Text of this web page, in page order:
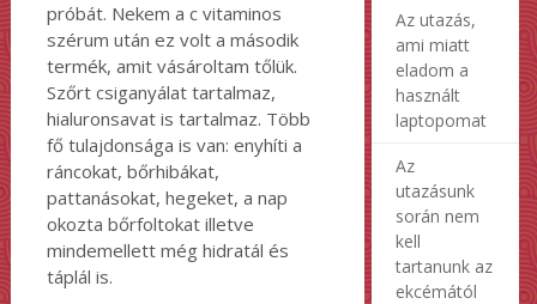
próbát. Nekem a c vitaminos
szérum után ez volt a második
termék, amit vásároltam tőlük.
Szőrt csiganyálat tartalmaz,
hialuronsavat is tartalmaz. Több
fő tulajdonsága is van: enyhíti a
ráncokat, bőrhibákat,
pattanásokat, hegeket, a nap
okozta bőrfoltokat illetve
mindemellett még hidratál és
táplál is.
Az utazás,
ami miatt
eladom a
használt
laptopomat
Az
utazásunk
során nem
kell
tartanunk az
ekcémától